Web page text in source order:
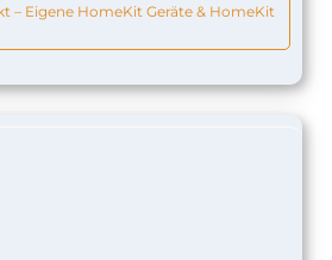
– Eigene HomeKit Geräte & HomeKit